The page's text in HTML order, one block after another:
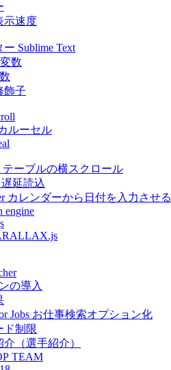
示速度
Sublime Text
数
飾子
ルーセル
テーブルの横スクロール
遅延読込
カレンダーから日付を入力させる
engine
の導入
Jobs お仕事検索オプション化
ド制限
介（選手紹介）
TEAM